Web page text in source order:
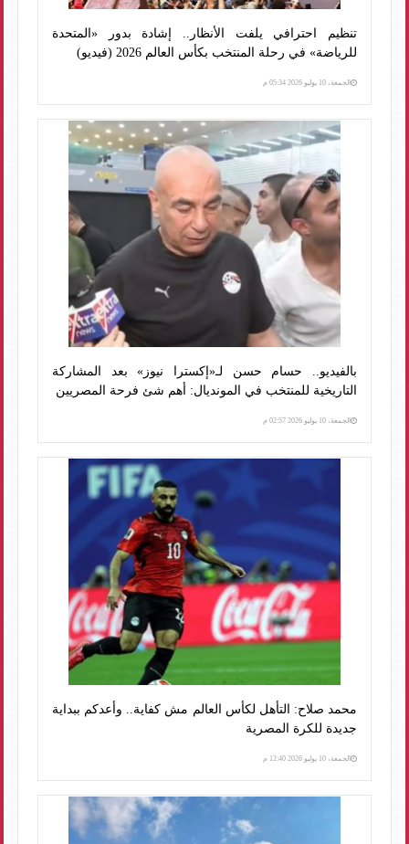
تنظيم احترافي يلفت الأنظار.. إشادة بدور «المتحدة
للرياضة» في رحلة المنتخب بكأس العالم 2026 (فيديو)
الجمعة، 10 يوليو 2026 05:34 م
بالفيديو.. حسام حسن لـ«إكسترا نيوز» بعد المشاركة
التاريخية للمنتخب في المونديال: أهم شئ فرحة المصريين
الجمعة، 10 يوليو 2026 02:57 م
محمد صلاح: التأهل لكأس العالم مش كفاية.. وأعدكم ببداية
جديدة للكرة المصرية
الجمعة، 10 يوليو 2026 12:40 م